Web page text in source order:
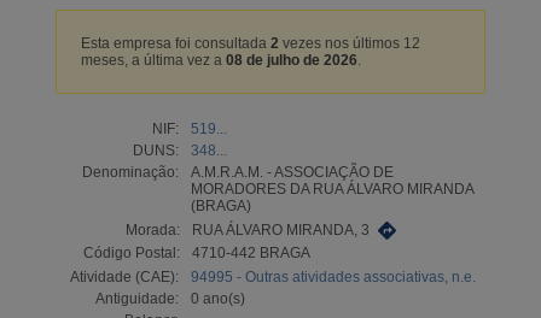
Esta empresa foi consultada 2 vezes nos últimos 12
meses, a última vez a 08 de julho de 2026.
NIF:
519...
DUNS:
348...
Denominação:
A.M.R.A.M. - ASSOCIAÇÃO DE
MORADORES DA RUA ÁLVARO MIRANDA
(BRAGA)
Morada:
RUA ÁLVARO MIRANDA, 3
Código Postal:
4710-442 BRAGA
Atividade (CAE):
94995 - Outras atividades associativas, n.e.
Antiguidade:
0 ano(s)